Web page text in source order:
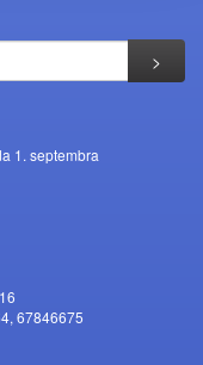
1. septembra
67846675